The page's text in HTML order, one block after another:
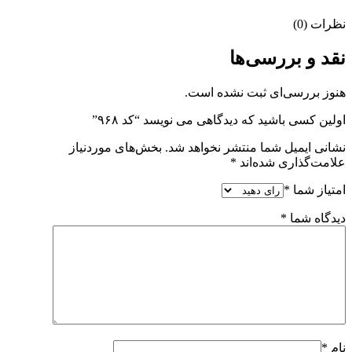
نظرات (0)
نقد و بررسی‌ها
هنوز بررسی‌ای ثبت نشده است.
اولین کسی باشید که دیدگاهی می نویسد “کد ۹۶۸”
نشانی ایمیل شما منتشر نخواهد شد. بخش‌های موردنیاز
علامت‌گذاری شده‌اند *
امتیاز شما *
دیدگاه شما *
نام *